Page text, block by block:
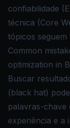
confiabilidade
técnica (Core
tópicos seguem
Common
optimization in
Buscar
(black hat)
palavras-chave
experiência e a